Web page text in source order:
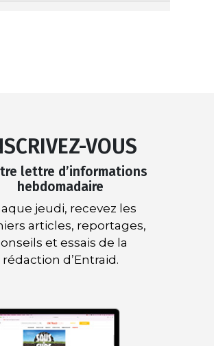
VOUS
lettre d’informations
hebdomadaire
jeudi, recevez les
articles, reportages,
et essais de la
rédaction d’Entraid.